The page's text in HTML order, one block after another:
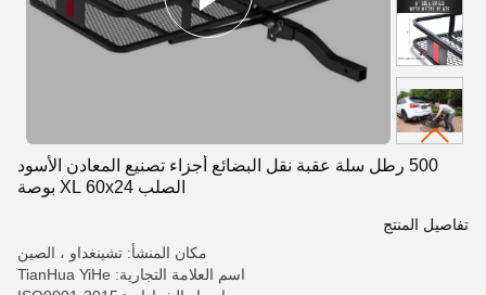
500 رطل سلة عقبة نقل البضائع أجزاء تصنيع المعادن الأسود
الصلب XL 60x24 بوصة
تفاصيل المنتج
مكان المنشأ: تشينغداو ، الصين
اسم العلامة التجارية: TianHua YiHe